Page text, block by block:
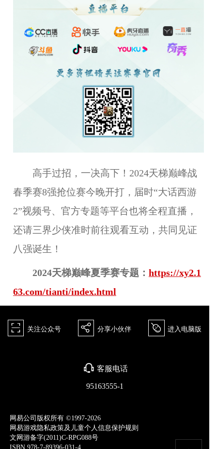
高手过招，一决高下！2024天梯巅峰战
春季赛8强抢位赛今晚开打，届时“大话西游
2”视频号、官方专题等平台也将全程直播，
还请三界少侠准时前往观看互动，共同见证
八强诞生！
2024天梯巅峰夏季赛专题： https://xy2.1
63.com/tianti/index.html
򰀁 关注公众号 򰀂 分享小伙伴 򰀄 进入电脑版
򰀃 客服电话
95163555-1
网易公司版权所有 ©1997-2026
网易游戏隐私政策及儿童个人信息保护规则
文网游备字(2011)C-RPG088号
ISBN 978-7-89396-031-4